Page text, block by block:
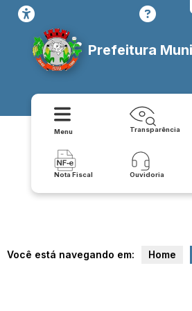
transparencia/coronavirus/obras-
Prefeitura
Menu Transparência
Nota Fiscal Ouvidoria
Você está navegando em: Home